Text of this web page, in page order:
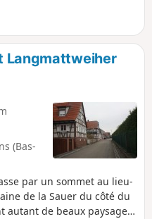
Langmattweiher
(Bas-
par un sommet au lieu-
de la Sauer du côté du
autant de beaux paysages